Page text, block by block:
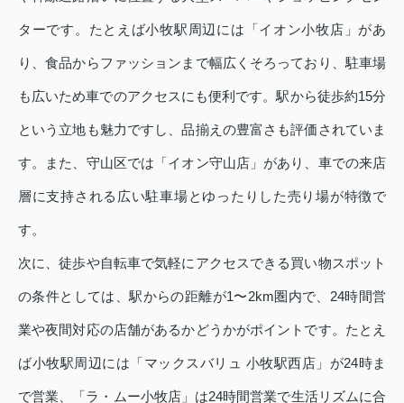
ターです。たとえば小牧駅周辺には「イオン小牧店」があ
り、食品からファッションまで幅広くそろっており、駐車場
も広いため車でのアクセスにも便利です。駅から徒歩約15分
という立地も魅力ですし、品揃えの豊富さも評価されていま
す。また、守山区では「イオン守山店」があり、車での来店
層に支持される広い駐車場とゆったりした売り場が特徴で
す。
次に、徒歩や自転車で気軽にアクセスできる買い物スポット
の条件としては、駅からの距離が1〜2km圏内で、24時間営
業や夜間対応の店舗があるかどうかがポイントです。たとえ
ば小牧駅周辺には「マックスバリュ 小牧駅西店」が24時ま
で営業、「ラ・ムー小牧店」は24時間営業で生活リズムに合